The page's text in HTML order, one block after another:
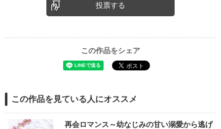
投票する
この作品をシェア
この作品を見ている人にオススメ
再会ロマンス～幼なじみの甘い溺愛から逃げ